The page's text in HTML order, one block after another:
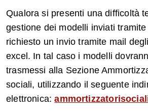
Qualora si presenti una difficoltà
gestione dei modelli inviati
richiesto un invio tramite mail
excel. In tal caso i modelli
trasmessi alla Sezione
sociali, utilizzando il seguente
elettronica: